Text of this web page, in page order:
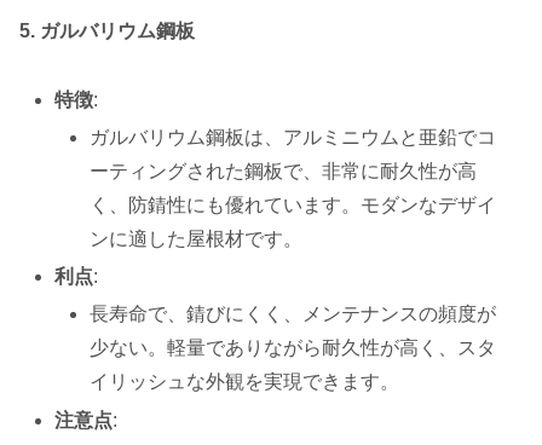
5. ガルバリウム鋼板
特徴:
ガルバリウム鋼板は、アルミニウムと亜鉛でコ
ーティングされた鋼板で、非常に耐久性が高
く、防錆性にも優れています。モダンなデザイ
ンに適した屋根材です。
利点:
長寿命で、錆びにくく、メンテナンスの頻度が
少ない。軽量でありながら耐久性が高く、スタ
イリッシュな外観を実現できます。
注意点: